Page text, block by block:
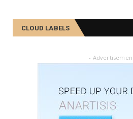
February 27,
FIELD
February 04,
একালৰ উগ্ৰপন্থী কবলিত দূৰ্গম গাঁৱৰ
December 26,
CLOUD LABELS
-